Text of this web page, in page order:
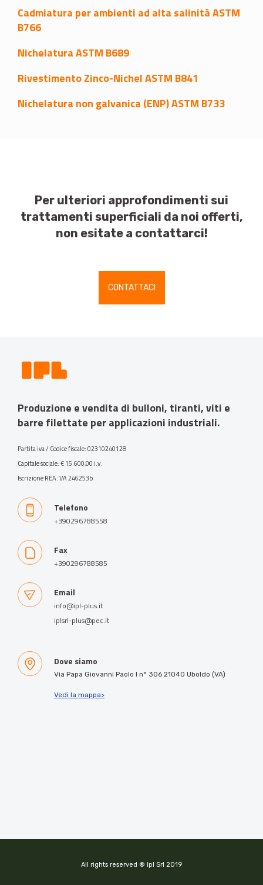
Cadmiatura per ambienti ad alta salinità ASTM
B766
Nichelatura ASTM B689
Rivestimento Zinco-Nichel ASTM B841
Nichelatura non galvanica (ENP) ASTM B733
Per ulteriori approfondimenti sui
trattamenti superficiali da noi offerti,
non esitate a contattarci!
CONTATTACI
Produzione e vendita di bulloni, tiranti, viti e
barre filettate per applicazioni industriali.
Partita iva / Codice fiscale: 02310240128
Capitale sociale: € 15.600,00 i.v.
Iscrizione REA: VA 246253b
Telefono
+390296788558
Fax
+390296788585
Email
info@ipl-plus.it
iplsrl-plus@pec.it
Dove siamo
Via Papa Giovanni Paolo I n° 306 21040 Uboldo (VA)
Vedi la mappa>
All rights reserved ® Ipl Srl 2019